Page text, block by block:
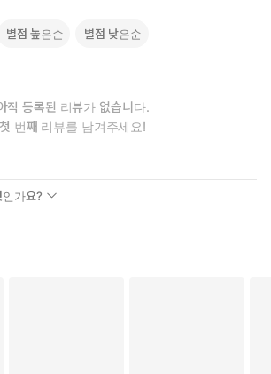
별점 높은순 별점 낮은순
직 등록된 리뷰가 없습니다.
첫 번째 리뷰를 남겨주세요!
인가요?